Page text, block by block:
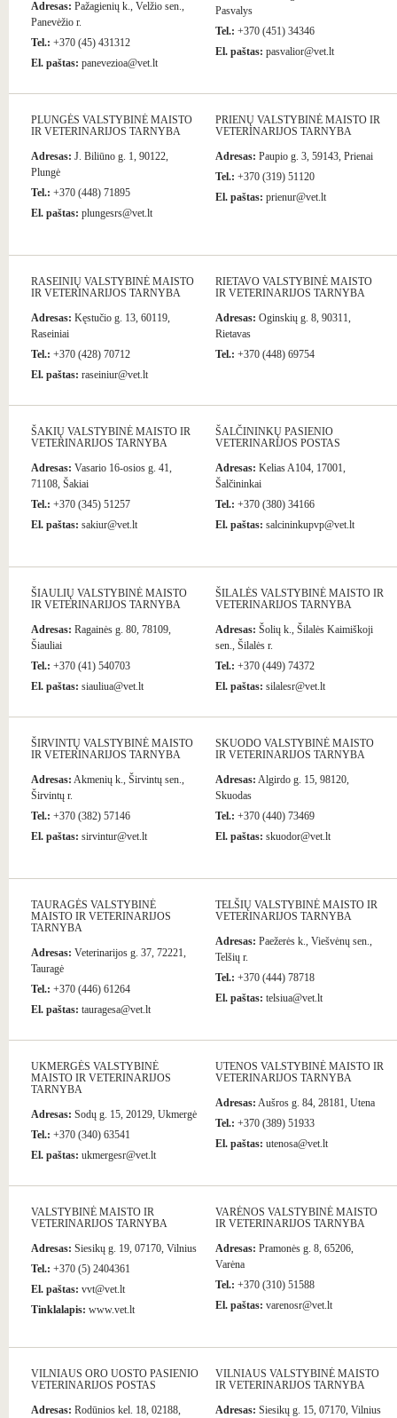
Adresas: Pažagienių k., Velžio sen.,
Panevėžio r.
Tel.: +370 (45) 431312
El. paštas: panevezioa@vet.lt
Pasvalys
Tel.: +370 (451) 34346
El. paštas: pasvalior@vet.lt
PLUNGĖS VALSTYBINĖ MAISTO
IR VETERINARIJOS TARNYBA
Adresas: J. Biliūno g. 1, 90122,
Plungė
Tel.: +370 (448) 71895
El. paštas: plungesrs@vet.lt
PRIENŲ VALSTYBINĖ MAISTO IR
VETERINARIJOS TARNYBA
Adresas: Paupio g. 3, 59143, Prienai
Tel.: +370 (319) 51120
El. paštas: prienur@vet.lt
RASEINIŲ VALSTYBINĖ MAISTO
IR VETERINARIJOS TARNYBA
Adresas: Kęstučio g. 13, 60119,
Raseiniai
Tel.: +370 (428) 70712
El. paštas: raseiniur@vet.lt
RIETAVO VALSTYBINĖ MAISTO
IR VETERINARIJOS TARNYBA
Adresas: Oginskių g. 8, 90311,
Rietavas
Tel.: +370 (448) 69754
ŠAKIŲ VALSTYBINĖ MAISTO IR
VETERINARIJOS TARNYBA
Adresas: Vasario 16-osios g. 41,
71108, Šakiai
Tel.: +370 (345) 51257
El. paštas: sakiur@vet.lt
ŠALČININKŲ PASIENIO
VETERINARIJOS POSTAS
Adresas: Kelias A104, 17001,
Šalčininkai
Tel.: +370 (380) 34166
El. paštas: salcininkupvp@vet.lt
ŠIAULIŲ VALSTYBINĖ MAISTO
IR VETERINARIJOS TARNYBA
Adresas: Ragainės g. 80, 78109,
Šiauliai
Tel.: +370 (41) 540703
El. paštas: siauliua@vet.lt
ŠILALĖS VALSTYBINĖ MAISTO IR
VETERINARIJOS TARNYBA
Adresas: Šolių k., Šilalės Kaimiškoji
sen., Šilalės r.
Tel.: +370 (449) 74372
El. paštas: silalesr@vet.lt
ŠIRVINTŲ VALSTYBINĖ MAISTO
IR VETERINARIJOS TARNYBA
Adresas: Akmenių k., Širvintų sen.,
Širvintų r.
Tel.: +370 (382) 57146
El. paštas: sirvintur@vet.lt
SKUODO VALSTYBINĖ MAISTO
IR VETERINARIJOS TARNYBA
Adresas: Algirdo g. 15, 98120,
Skuodas
Tel.: +370 (440) 73469
El. paštas: skuodor@vet.lt
TAURAGĖS VALSTYBINĖ
MAISTO IR VETERINARIJOS
TARNYBA
Adresas: Veterinarijos g. 37, 72221,
Tauragė
Tel.: +370 (446) 61264
El. paštas: tauragesa@vet.lt
TELŠIŲ VALSTYBINĖ MAISTO IR
VETERINARIJOS TARNYBA
Adresas: Paežerės k., Viešvėnų sen.,
Telšių r.
Tel.: +370 (444) 78718
El. paštas: telsiua@vet.lt
UKMERGĖS VALSTYBINĖ
MAISTO IR VETERINARIJOS
TARNYBA
Adresas: Sodų g. 15, 20129, Ukmergė
Tel.: +370 (340) 63541
El. paštas: ukmergesr@vet.lt
UTENOS VALSTYBINĖ MAISTO IR
VETERINARIJOS TARNYBA
Adresas: Aušros g. 84, 28181, Utena
Tel.: +370 (389) 51933
El. paštas: utenosa@vet.lt
VALSTYBINĖ MAISTO IR
VETERINARIJOS TARNYBA
Adresas: Siesikų g. 19, 07170, Vilnius
Tel.: +370 (5) 2404361
El. paštas: vvt@vet.lt
Tinklalapis: www.vet.lt
VARĖNOS VALSTYBINĖ MAISTO
IR VETERINARIJOS TARNYBA
Adresas: Pramonės g. 8, 65206,
Varėna
Tel.: +370 (310) 51588
El. paštas: varenosr@vet.lt
VILNIAUS ORO UOSTO PASIENIO
VETERINARIJOS POSTAS
Adresas: Rodūnios kel. 18, 02188,
VILNIAUS VALSTYBINĖ MAISTO
IR VETERINARIJOS TARNYBA
Adresas: Siesikų g. 15, 07170, Vilnius